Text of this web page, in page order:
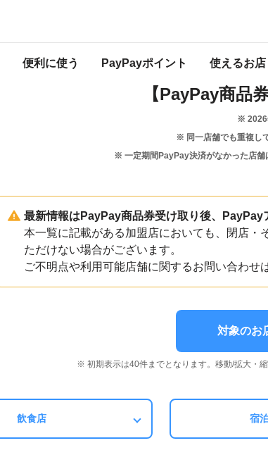
便利に使う PayPayポイント 使えるお店
沖縄
【PayPay商品
※ 2026
※ 同一店舗でも重複し
※ 一定期間PayPay決済がなかった店舗
最新情報はPayPay商品券受け取り後、PayPay
本一覧に記載がある加盟店においても、閉店・
ただけない場合がございます。
ご不明点や利用可能店舗に関するお問い合わせ
対象のお
※ 初期表示は40件までとなります。移動/拡大・
飲食店 宿